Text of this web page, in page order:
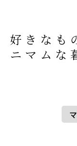
好きなも
ニマムな